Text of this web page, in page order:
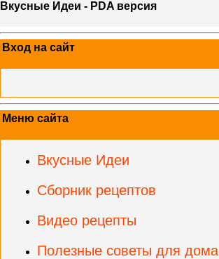
Вкусные Идеи - PDA версия
Вход на сайт
Меню сайта
Вкусные Идеи
Сборник рецептов
Видео рецепты
Полезные советы для дома